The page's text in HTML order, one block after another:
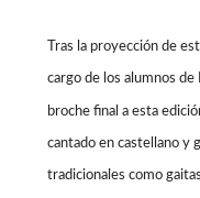
Tras la proyección de
cargo de los alumnos
broche final a esta
cantado en castellano y
tradicionales como